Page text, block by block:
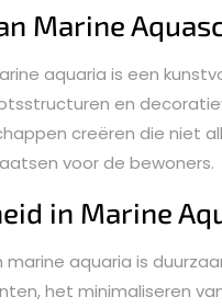
Marine
aquaria is een
en
creëren die niet
voor de bewoners.
in Marine
marine aquaria is
het minimaliseren